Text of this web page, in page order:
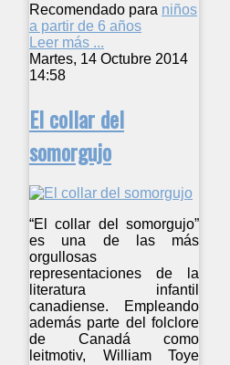
Recomendado para niños
a partir de 6 años
Leer más ...
Martes, 14 Octubre 2014
14:58
El collar del
somorgujo
“El collar del somorgujo”
es una de las más
orgullosas
representaciones de la
literatura infantil
canadiense. Empleando
además parte del folclore
de Canadá como
leitmotiv, William Toye